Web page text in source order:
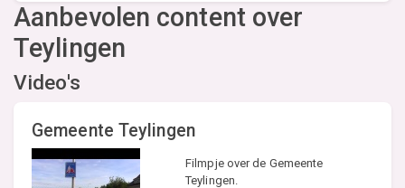
Aanbevolen content over
Teylingen
Video's
Gemeente Teylingen
Filmpje over de Gemeente
Teylingen.